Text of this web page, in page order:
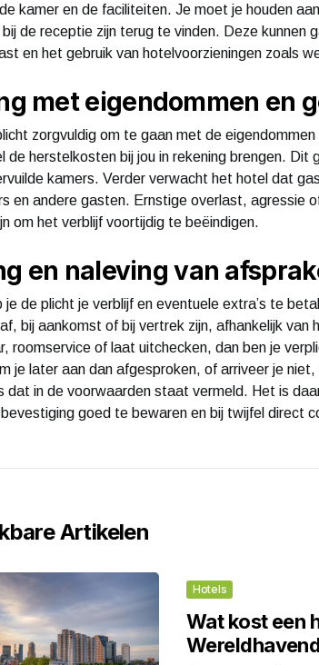
kamer en de faciliteiten. Je moet je houden
de receptie zijn terug te vinden. Deze kunnen
en het gebruik van hotelvoorzieningen zoals
met eigendommen en
zorgvuldig om te gaan met de
de herstelkosten bij jou in rekening brengen.
kamers. Verder verwacht het hotel dat
en andere gasten. Ernstige overlast, agressie
om het verblijf voortijdig te beëindigen.
en naleving van
je de plicht je verblijf en eventuele extra’s te
bij aankomst of bij vertrek zijn, afhankelijk
roomservice of laat uitchecken, dan ben je
je later aan dan afgesproken, of arriveer je
dat in de voorwaarden staat vermeld. Het is
goed te bewaren en bij twijfel direct
Artikelen
Hotels
Wat kost een